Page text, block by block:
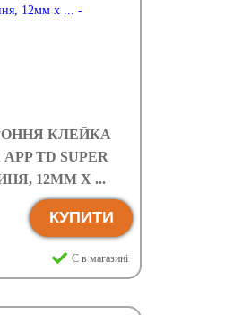
КЛЕЙКА
TD SUPER
12ММ Х ...
КУПИТИ
Є в магазині